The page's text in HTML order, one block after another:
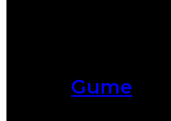
Gume